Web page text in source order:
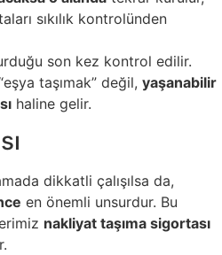
sıkılık kontrolünden
son kez kontrol edilir.
taşımak” değil, yaşanabilir
haline gelir.
dikkatli çalışılsa da,
en önemli unsurdur. Bu
nakliyat taşıma sigortası